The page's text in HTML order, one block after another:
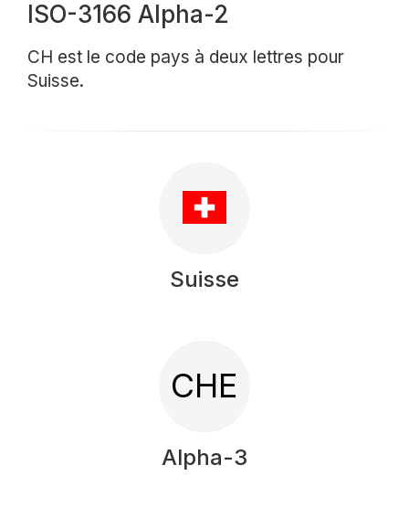
ISO-3166 Alpha-2
CH est le code pays à deux lettres pour
Suisse.
Suisse
CHE
Alpha-3